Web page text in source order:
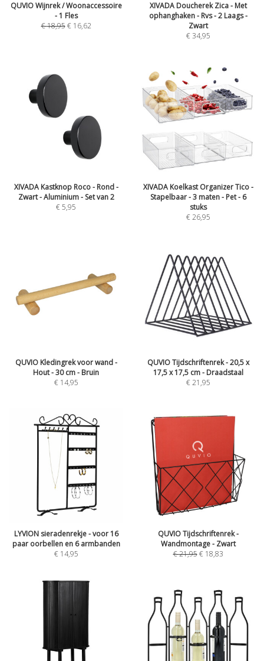
QUVIO Wijnrek / Woonaccessoire
- 1 Fles
€18,95 € 16,62
XIVADA Doucherek Zica - Met
ophanghaken - Rvs - 2 Laags -
Zwart
€34,95
XIVADA Kastknop Roco - Rond -
Zwart - Aluminium - Set van 2
€5,95
XIVADA Koelkast Organizer Tico -
Stapelbaar - 3 maten - Pet - 6
stuks
€26,95
QUVIO Kledingrek voor wand -
Hout - 30 cm - Bruin
€ 14,95
QUVIO Tijdschriftenrek - 20,5 x
17,5 x 17,5 cm - Draadstaal
€21,95
LYVION sieradenrekje - voor 16
paar oorbellen en 6 armbanden
€ 14,95
QUVIO Tijdschriftenrek -
Wandmontage - Zwart
€21,95 € 18,83